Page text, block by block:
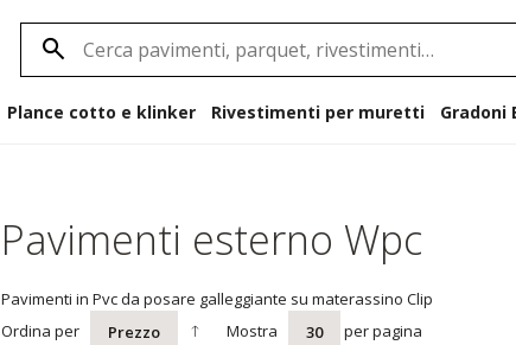
Plance cotto e klinker Rivestimenti per muretti
Pavimenti esterno Wpc
Pavimenti in Pvc da posare galleggiante su materassino Clip
Ordina per
Prezzo Mostra 30 per pagina